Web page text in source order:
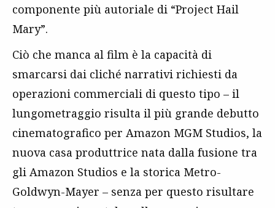
componente più autoriale di “Project Hail
Mary”.
Ciò che manca al film è la capacità di
smarcarsi dai cliché narrativi richiesti da
operazioni commerciali di questo tipo – il
lungometraggio risulta il più grande debutto
cinematografico per Amazon MGM Studios, la
nuova casa produttrice nata dalla fusione tra
gli Amazon Studios e la storica Metro-
Goldwyn-Mayer – senza per questo risultare